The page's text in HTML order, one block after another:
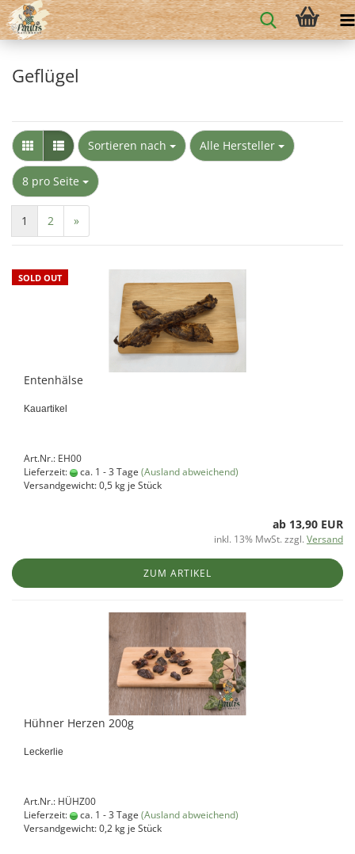
Geflügel
Sortieren nach Alle Hersteller
8 pro Seite
1 2 »
SOLD OUT
Entenhälse
Kauartikel
Art.Nr.: EH00
Lieferzeit:
ca. 1 - 3 Tage (Ausland abweichend)
Versandgewicht:0,5 kg je Stück
ab 13,90 EUR
inkl. 13% MwSt. zzgl. Versand
ZUM ARTIKEL
Hühner Herzen 200g
Leckerlie
Art.Nr.: HÜHZ00
Lieferzeit:
ca. 1 - 3 Tage (Ausland abweichend)
Versandgewicht:0,2 kg je Stück